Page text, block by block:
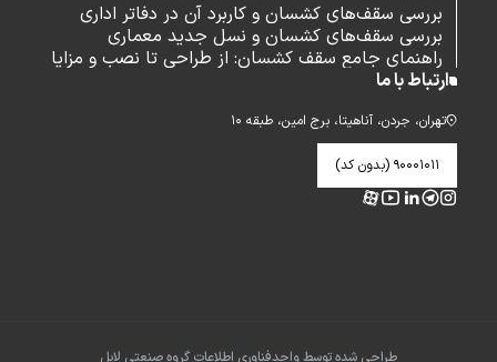
بررسی سقف‌های کشسان و کاربرد آن در دفاتر اداری
بررسی سقف‌های کشسان و نسل جدید معماری
راهنمای جامع سقف کشسان: از طراحی تا نصب و مزایا
ارتباط با ما
تهران، جردن، آناهیتا، برج امین، طبقه ۱۰
۹۰۰۰۱۰۱۱ (بدون کد)
طراحی شده توسط واحدفناوری اطلاعات گروه صنعتی لابل